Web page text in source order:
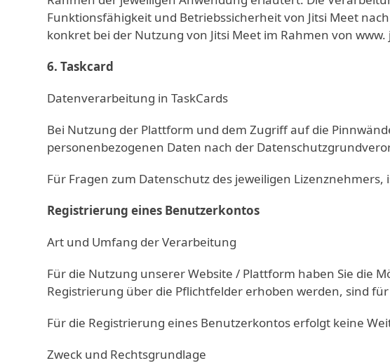
Funktionsfähigkeit und Betriebssicherheit von Jitsi Meet
konkret bei der Nutzung von Jitsi Meet im Rahmen von
6. Taskcard
Datenverarbeitung in TaskCards
Bei Nutzung der Plattform und dem Zugriff auf die
personenbezogenen Daten nach der
Für Fragen zum Datenschutz des jeweiligen
Registrierung eines Benutzerkontos
Art und Umfang der Verarbeitung
Für die Nutzung unserer Website / Plattform haben Sie die
Registrierung über die Pflichtfelder erhoben werden, sind
Für die Registrierung eines Benutzerkontos erfolgt keine
Zweck und Rechtsgrundlage